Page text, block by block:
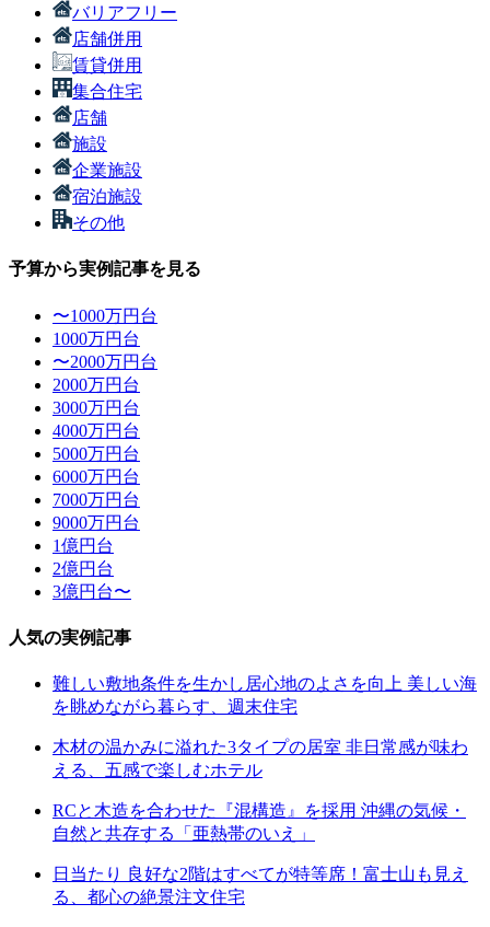
バリアフリー
店舗併用
賃貸併用
集合住宅
店舗
施設
企業施設
宿泊施設
その他
予算から実例記事を見る
〜1000万円台
1000万円台
〜2000万円台
2000万円台
3000万円台
4000万円台
5000万円台
6000万円台
7000万円台
9000万円台
1億円台
2億円台
3億円台〜
人気の実例記事
難しい敷地条件を生かし居心地のよさを向上 美しい海
を眺めながら暮らす、週末住宅
木材の温かみに溢れた3タイプの居室 非日常感が味わ
える、五感で楽しむホテル
RCと木造を合わせた『混構造』を採用 沖縄の気候・
自然と共存する「亜熱帯のいえ」
日当たり 良好な2階はすべてが特等席！富士山も見え
る、都心の絶景注文住宅